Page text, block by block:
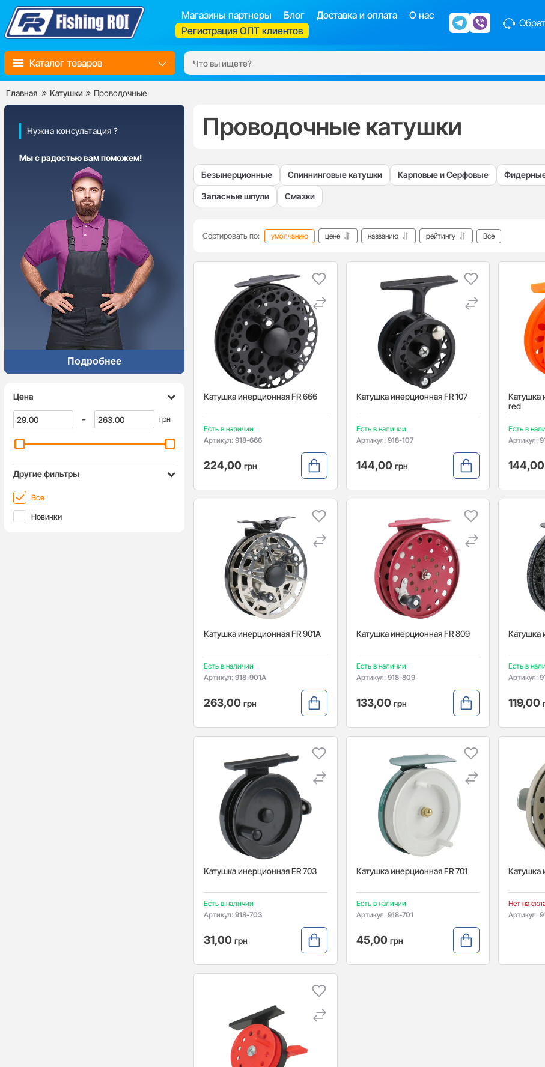
Магазины партнеры Блог Доставка и оплата
О нас
Регистрация ОПТ клиентов
Каталог товаров
Главная Катушки Проводочные
Нужна консультация ?
Мы с радостью вам поможем!
Подробнее
Цена
- грн
Другие фильтры
Все
Новинки
Проводочные катушки
Безынерционные Спиннинговые катушки Карповые и Серфовые
Запасные шпули Смазки
Сортировать по: умолчанию цене названию рейтингу Все
Катушка инерционная FR 666
Есть в наличии
Артикул: 918-666
224,00 грн
Катушка инерционная FR 107
Есть в наличии
Артикул: 918-107
144,00 грн
Катушка
red
Есть в
Артикул:
144,00
Катушка инерционная FR 901A
Есть в наличии
Артикул: 918-901A
263,00 грн
Катушка инерционная FR 809
Есть в наличии
Артикул: 918-809
133,00 грн
Катушка
Есть в
Артикул:
119,00
Катушка инерционная FR 703
Есть в наличии
Артикул: 918-703
31,00 грн
Катушка инерционная FR 701
Есть в наличии
Артикул: 918-701
45,00 грн
Катушка
Нет на
Артикул: